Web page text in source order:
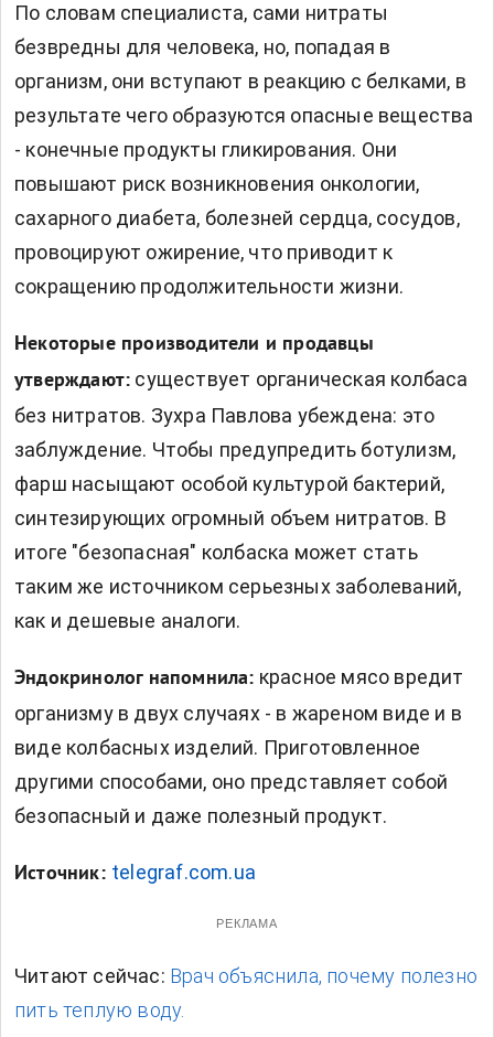
По словам специалиста, сами нитраты
безвредны для человека, но, попадая в
организм, они вступают в реакцию с белками, в
результате чего образуются опасные вещества
- конечные продукты гликирования. Они
повышают риск возникновения онкологии,
сахарного диабета, болезней сердца, сосудов,
провоцируют ожирение, что приводит к
сокращению продолжительности жизни.
Некоторые производители и продавцы
утверждают: существует органическая колбаса
без нитратов. Зухра Павлова убеждена: это
заблуждение. Чтобы предупредить ботулизм,
фарш насыщают особой культурой бактерий,
синтезирующих огромный объем нитратов. В
итоге "безопасная" колбаска может стать
таким же источником серьезных заболеваний,
как и дешевые аналоги.
Эндокринолог напомнила: красное мясо вредит
организму в двух случаях - в жареном виде и в
виде колбасных изделий. Приготовленное
другими способами, оно представляет собой
безопасный и даже полезный продукт.
Источник: telegraf.com.ua
РЕКЛАМА
Читают сейчас: Врач объяснила, почему полезно
пить теплую воду.